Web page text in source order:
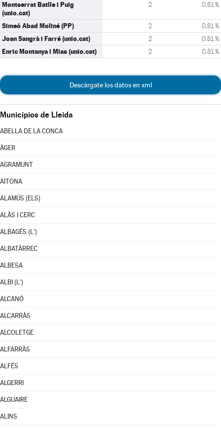
Montserrat Batlle i Puig
(unio.cat)
2 0,81 %
Simeó Abad Moliné (PP) 2 0,81 %
Joan Sangrà i Farré (unio.cat) 2 0,81 %
Enric Montanya i Mias (unio.cat) 2 0,81 %
Descárgate los datos en xml
Municipios de Lleida
ABELLA DE LA CONCA
ÀGER
AGRAMUNT
AITONA
ALAMÚS (ELS)
ALÀS I CERC
ALBAGÉS (L')
ALBATÀRREC
ALBESA
ALBI (L')
ALCANÓ
ALCARRÀS
ALCOLETGE
ALFARRÀS
ALFÉS
ALGERRI
ALGUAIRE
ALINS